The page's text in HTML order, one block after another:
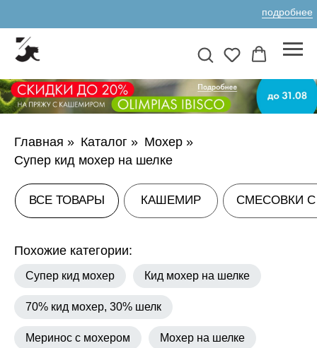
подробнее
Главная » Каталог » Мохер »
Супер кид мохер на шелке
ВСЕ ТОВАРЫ КАШЕМИР СМЕСОВКИ С КАШЕМИРОМ
Похожие категории:
Супер кид мохер Кид мохер на шелке
70% кид мохер, 30% шелк
Меринос с мохером Мохер на шелке